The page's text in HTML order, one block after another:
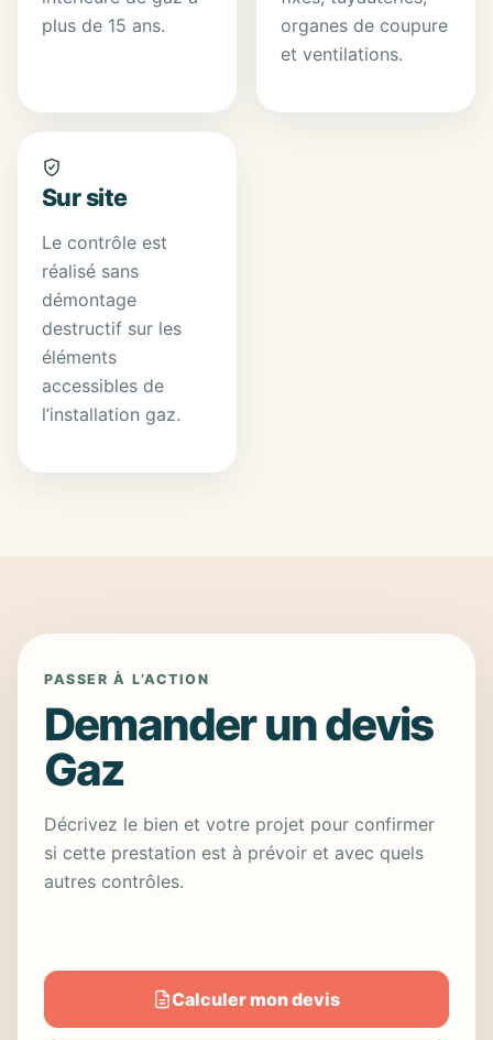
plus de 15 ans.
organes de coupure
et ventilations.
Sur site
Le contrôle est
réalisé sans
démontage
destructif sur les
éléments
accessibles de
l’installation gaz.
PASSER À L’ACTION
Demander un devis
Gaz
Décrivez le bien et votre projet pour confirmer
si cette prestation est à prévoir et avec quels
autres contrôles.
Calculer mon devis